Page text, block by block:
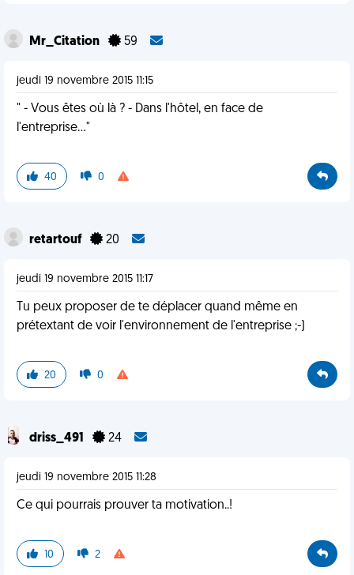
Mr_Citation 59
jeudi 19 novembre 2015 11:15
" - Vous êtes où là ? - Dans l'hôtel, en face de
l'entreprise..."
40 0
retartouf 20
jeudi 19 novembre 2015 11:17
Tu peux proposer de te déplacer quand même en
prétextant de voir l'environnement de l'entreprise ;-)
20 0
driss_491 24
jeudi 19 novembre 2015 11:28
Ce qui pourrais prouver ta motivation..!
10 2